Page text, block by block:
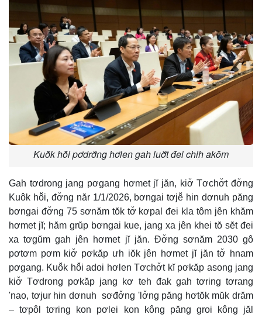
Kuô̆k hô̆i pơdrơ̆ng hơlen gah luơ̆t đei chih akŏm
Gah tơdrong jang pơgang hơmet jĭ jăn, kiơ̆ Tơchơ̆t đơ̆ng
Kuôk hô̆i, đơ̆ng năr 1/1/2026, bơngai tơjê̆ hin dơnuh păng
bơngai đơ̆ng 75 sơnăm tŏk tơ̆ kơpal đei kla tôm jên khăm
hơmet jĭ; hăm grŭp bơngai kue, jang xa jên khei tŏ sĕt đei
xa tơgŭm gah jên hơmet jĭ jăn. Đơ̆ng sơnăm 2030 gô
pơtơm pơm kiơ̆ pơkăp ưh iŏk jên hơmet jĭ jăn tơ̆ hnam
pơgang. Kuô̆k hô̆i adoi hơlen Tơchơ̆t kĭ pơkăp asong jang
kiơ̆ Tơdrong pơkăp jang kơ teh đak gah tơring tơrang
'nao, tơjur hin dơnuh sơđơ̆ng 'lơ̆ng păng hơtŏk mŭk drăm
– tơpôl tơring kon pơlei kon kông păng groi kông jăl